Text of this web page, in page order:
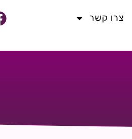
צרו קשר